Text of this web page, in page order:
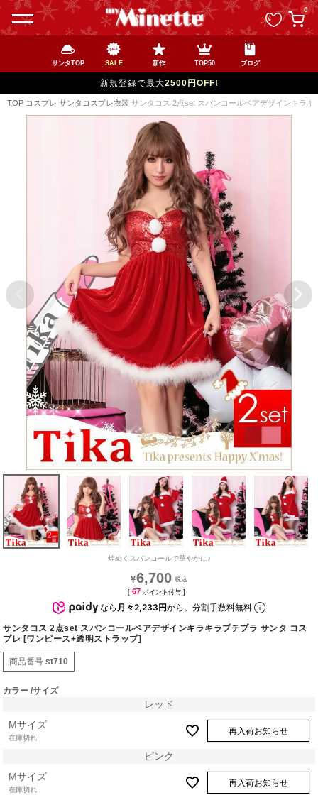
0
サンタTOP SALE 新作 TOP50 ブログ
送料無料 /15時までの注文で当日発送(※土日祝は12時まで)
TOP コスプレ サンタコスプレ衣装 サンタコス 2点set スパンコールベアデザインキラ
煌めくスパンコールで華やかに♪
¥6,700
[ 67 ポイント付与 ]
なら 月々2,233円から。分割手数料無料
サンタコス 2点set スパンコールベアデザインキラキラプチプラ サンタ コス
プレ [ワンピース+透明ストラップ]
商品番号 st710
カラー サイズ
レッド
Mサイズ
在庫切れ
再入荷お知らせ
ピンク
Mサイズ
在庫切れ
再入荷お知らせ
ペー
ジト
ップ